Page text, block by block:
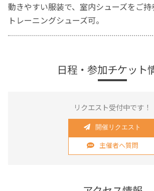
動きやすい服装で、室内シューズをご持
トレーニングシューズ可。
日程・参加チケット
リクエスト受付中です！
開催リクエスト
主催者へ質問